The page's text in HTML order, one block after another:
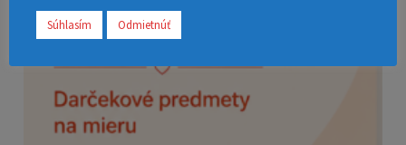
Súhlasím Odmietnúť